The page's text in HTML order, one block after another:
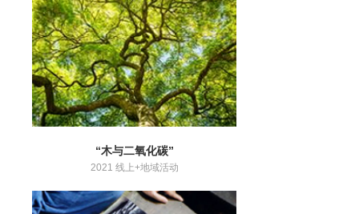
“木与二氧化碳”
2021 线上+地域活动